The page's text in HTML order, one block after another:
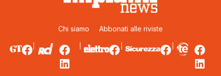
Chi siamo Abbonati alle riviste